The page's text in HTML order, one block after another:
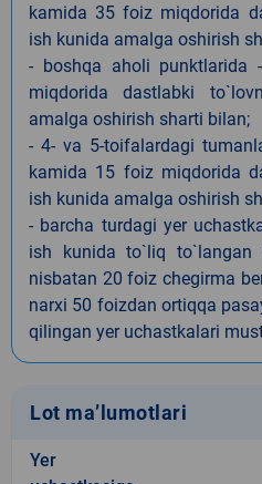
kamida 35 foiz miqdorida
ish kunida amalga oshirish
- boshqa aholi
miqdorida dastlabki
amalga oshirish sharti bilan;
- 4- va 5-toifalardagi
kamida 15 foiz miqdorida
ish kunida amalga oshirish
- barcha turdagi yer
ish kunida to`liq to`langan
nisbatan 20 foiz chegirma
narxi 50 foizdan ortiqqa
qilingan yer uchastkalari
Lot ma’lumotlari
Yer